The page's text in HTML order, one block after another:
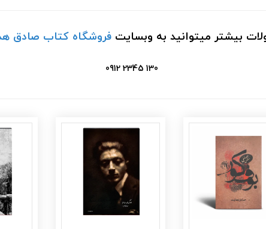
بیشتر میتوانید به وبسایت فروشگاه کتاب صادق
130 2345 0912